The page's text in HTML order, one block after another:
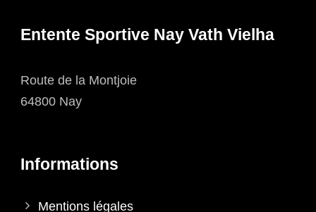
Entente Sportive Nay Vath Vielha
Route de la Montjoie
64800 Nay
Informations
Mentions légales